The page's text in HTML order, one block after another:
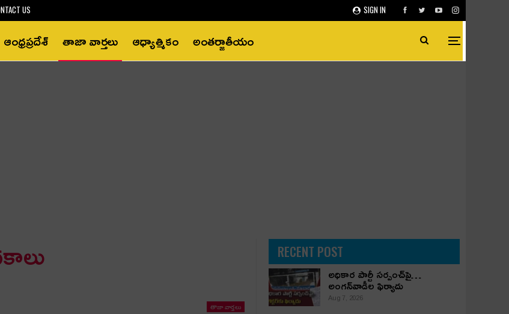
SIGN IN
US
ఆంధ్రప్రదేశ్‌ తాజా వార్తలు ఆధ్యాత్మికం అంతర్జాతీయం
తాజా వార్తలు
RECENT POST
అధికార పార్టీ స‌ర్పంచ్‌పై…
అంగ‌న్‌వాడీల ఫిర్యాదు
Aug 7, 2026